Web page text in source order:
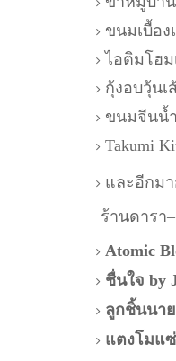
ขนมเบื้อง
ไอติมโฮ
กุ้งอบวุ้น
ขนมจีนน้
Takumi
และอีกม
ร้านดารา–
Atomic
ชื่นใจ by
ลูกชิ้นนา
แตงโมแซ่